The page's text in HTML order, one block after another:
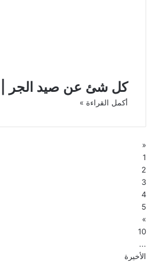
كل شئ عن صيد الجر || Trolling
أكمل القراءة »
«
1
2
3
4
5
»
10
...
الأخيرة